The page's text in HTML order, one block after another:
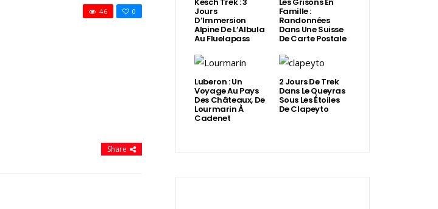
0
46
Share
Jours
D’Immersion
Alpine De L’Albula
Au Fluelapass
Famille :
Randonnées
Dans Une Suisse
De Carte Postale
Luberon : Un
Voyage Au Pays
Des Châteaux, De
Lourmarin À
Cadenet
2 Jours De Trek
Dans Le Queyras
Sous Les Étoiles
De Clapeyto